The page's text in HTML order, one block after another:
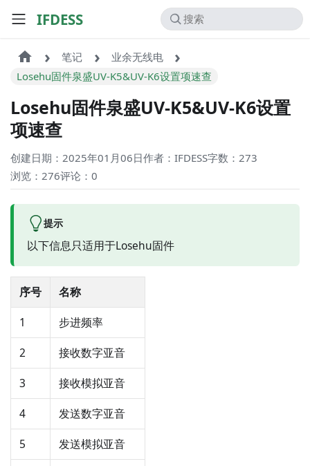
IFDESS
笔记
业余无线电
Losehu固件泉盛UV-K5&UV-K6设置项速查
Losehu固件泉盛UV-K5&UV-K6设置
项速查
创建日期：2025年01月06日作者：IFDESS字数：273
浏览：276评论：0
提示
以下信息只适用于Losehu固件
序号
名称
1
步进频率
2
接收数字亚音
3
接收模拟亚音
4
发送数字亚音
5
发送模拟亚音